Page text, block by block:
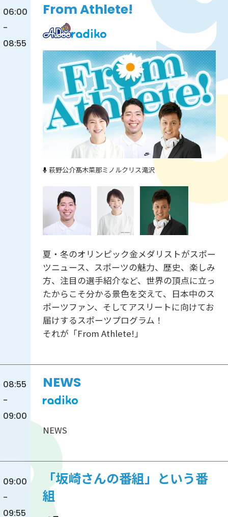
06:00
-
08:55
From Athlete!
萩野公介髙木菜那ミノルクリス滝沢
夏・冬のオリンピック金メダリストがスポー
ツニュース、スポーツの魅力、歴史、楽しみ
方、注目の選手紹介など、世界の頂点に立っ
たからこそ分かる景色を交えて、日本中のス
ポーツファン、そしてアスリートに向けてお
届けするスポーツプログラム！
それが「From Athlete!」
08:55
-
09:00
NEWS
NEWS
09:00
-
09:55
「坂崎さんの番組」という番
組